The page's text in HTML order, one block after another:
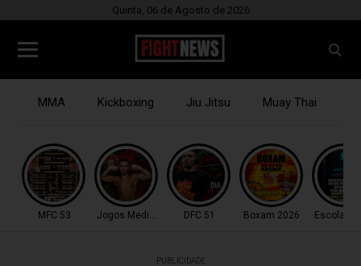
Quinta, 06 de Agosto de 2026
MMA Kickboxing Jiu Jitsu Muay Thai
MFC 53 Jogos MediterrâneoDFC 51 Boxam 2026 Escola
PUBLICIDADE